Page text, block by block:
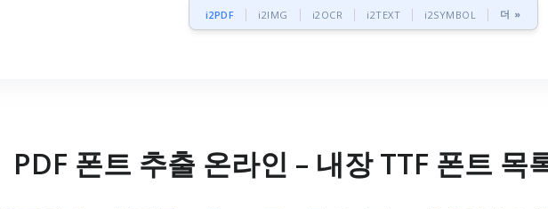
i2PDF i2IMG i2OCR i2TEXT i2SYMBOL 더 »
PDF 폰트 추출 온라인 – 내장 TTF 폰트 목